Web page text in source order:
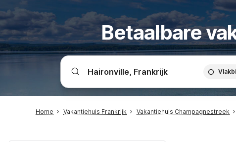
Betaalbare
Home Vakantiehuis Frankrijk Vakantiehuis Champagnestreek